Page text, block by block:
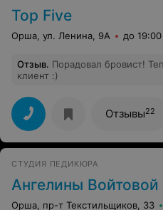
Top Five
Орша, ул. Ленина, 9А до 19:00
Отзыв. Порадовал бровист!
клиент :)
Отзывы22
СТУДИЯ ПЕДИКЮРА
Ангелины Войтовой
Орша, пр-т Текстильщиков, 33